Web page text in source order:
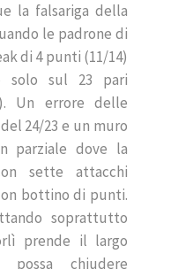
la falsariga della
le padrone di
di 4 punti (11/14)
solo sul 23 pari
Un errore delle
24/23 e un muro
parziale dove la
sette attacchi
bottino di punti.
soprattutto
prende il largo
chiudere